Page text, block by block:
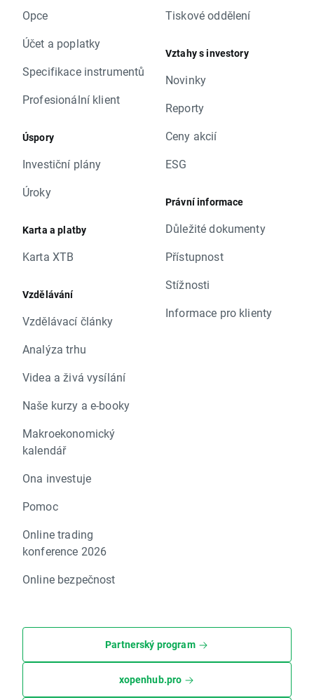
Opce
Účet a poplatky
Specifikace instrumentů
Profesionální klient
Úspory
Investiční plány
Úroky
Karta a platby
Karta XTB
Vzdělávání
Vzdělávací články
Analýza trhu
Videa a živá vysílání
Naše kurzy a e-booky
Makroekonomický
kalendář
Ona investuje
Pomoc
Online trading
konference 2026
Online bezpečnost
Tiskové oddělení
Vztahy s investory
Novinky
Reporty
Ceny akcií
ESG
Právní informace
Důležité dokumenty
Přístupnost
Stížnosti
Informace pro klienty
Partnerský program
xopenhub.pro